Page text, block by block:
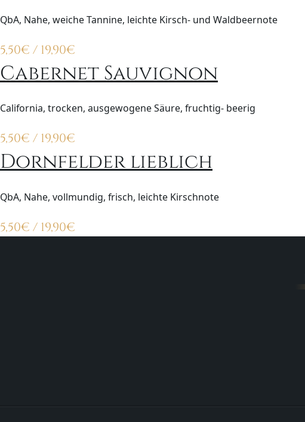
QbA, Nahe, weiche Tannine, leichte Kirsch- und Waldbeernote
5,50€ / 19,90€
Cabernet Sauvignon
California, trocken, ausgewogene Säure, fruchtig- beerig
5,50€ / 19,90€
Dornfelder lieblich
QbA, Nahe, vollmundig, frisch, leichte Kirschnote
5,50€ / 19,90€